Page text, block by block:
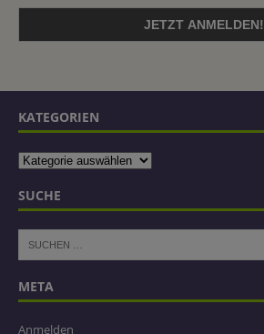
KATEGORIEN
SUCHE
META
Anmelden